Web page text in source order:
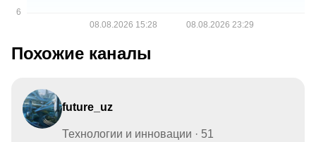
Похожие каналы
future_uz
Технологии и инновации · 51